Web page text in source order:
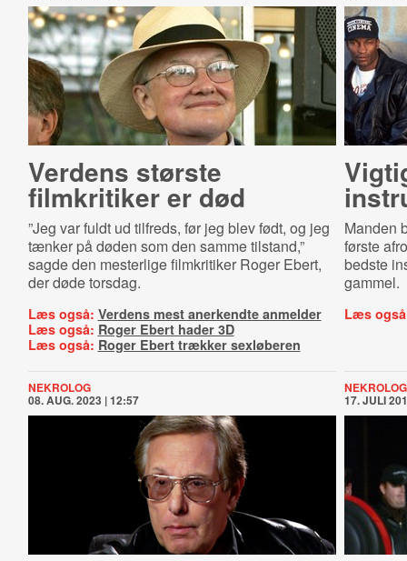
Verdens største
filmkritiker er død
”Jeg var fuldt ud tilfreds, før jeg blev født, og jeg
tænker på døden som den samme tilstand,”
sagde den mesterlige filmkritiker Roger Ebert,
der døde torsdag.
Læs også: Verdens mest anerkendte anmelder
Læs også: Roger Ebert hader 3D
Læs også: Roger Ebert trækker sexløberen
Manden
første
bedste
gammel.
Læs
NEKROLOG
08. AUG. 2023 | 12:57
NEKROLOG
17. JULI